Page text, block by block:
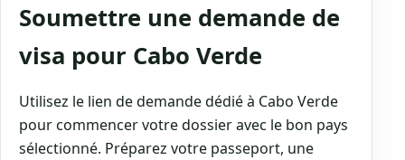
Soumettre une demande de
visa pour Cabo Verde
Utilisez le lien de demande dédié à Cabo Verde
pour commencer votre dossier avec le bon pays
sélectionné. Préparez votre passeport, une